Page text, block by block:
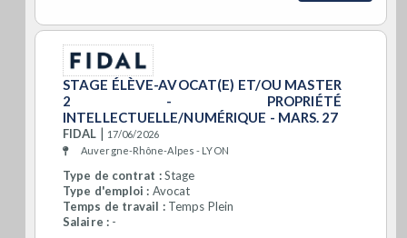
STAGE ÉLÈVE-AVOCAT(E) ET/OU MASTER
2 - PROPRIÉTÉ
INTELLECTUELLE/NUMÉRIQUE - MARS. 27
FIDAL | 17/06/2026
Auvergne-Rhône-Alpes - LYON
Type de contrat :Stage
Type d'emploi : Avocat
Temps de travail :Temps Plein
Salaire :-